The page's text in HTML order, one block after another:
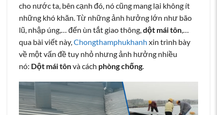
cho nước ta, bên cạnh đó, nó cũng mang lại không ít
những khó khăn. Từ những ảnh hưởng lớn như bão
lũ, nhập úng,… đến ùn tắt giao thông, dột mái tôn
qua bài viết này, Chongthamphukhanh xin trình bày
về một vấn đề tuy nhỏ nhưng ảnh hưởng nhiều
nó: Dột mái tônvà cách phòng chống